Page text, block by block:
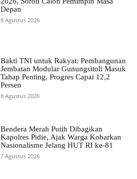
Depan
8 Agustus 2026
Bakti TNI untuk Rakyat: Pembangunan
Jembatan Modular Gunungsitoli Masuk
Tahap Penting, Progres Capai 12,2
Persen
8 Agustus 2026
Bendera Merah Putih Dibagikan
Kapolres Pidie, Ajak Warga Kobarkan
Nasionalisme Jelang HUT RI ke-81
7 Agustus 2026